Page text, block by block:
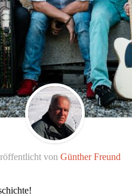
von Günther Freund